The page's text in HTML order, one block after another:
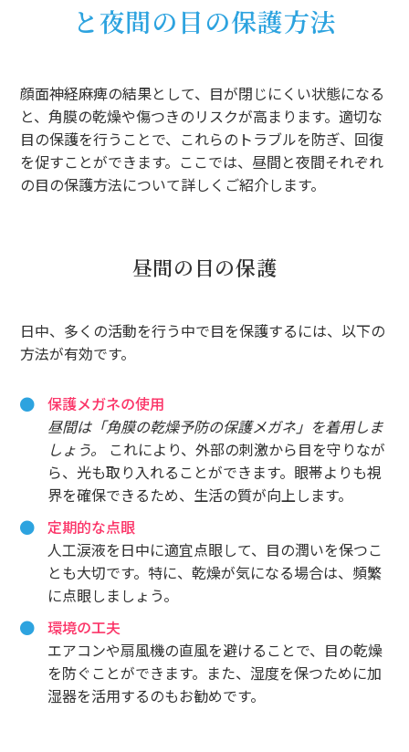
と夜間の目の保護方法
顔面神経麻痺の結果として、目が閉じにくい状態になる
と、角膜の乾燥や傷つきのリスクが高まります。適切な
目の保護を行うことで、これらのトラブルを防ぎ、回復
を促すことができます。ここでは、昼間と夜間それぞれ
の目の保護方法について詳しくご紹介します。
昼間の目の保護
日中、多くの活動を行う中で目を保護するには、以下の
方法が有効です。
保護メガネの使用
昼間は「角膜の乾燥予防の保護メガネ」を着用しま
しょう。
これにより、外部の刺激から目を守りなが
ら、光も取り入れることができます。眼帯よりも視
界を確保できるため、生活の質が向上します。
定期的な点眼
人工涙液を日中に適宜点眼して、目の潤いを保つこ
とも大切です。特に、乾燥が気になる場合は、頻繁
に点眼しましょう。
環境の工夫
エアコンや扇風機の直風を避けることで、目の乾燥
を防ぐことができます。また、湿度を保つために加
湿器を活用するのもお勧めです。